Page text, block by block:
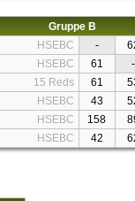
Gruppe B
HSEBC -
HSEBC 61
-
15 Reds 61
HSEBC 43
HSEBC 158
HSEBC 42